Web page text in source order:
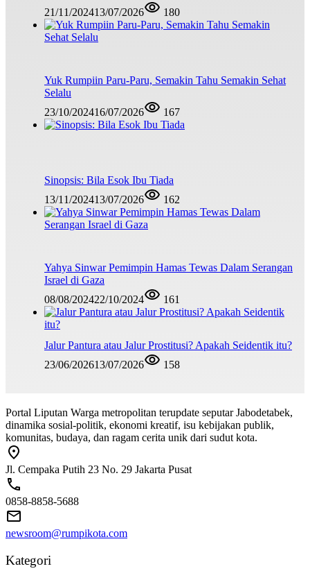
21/11/202413/07/2026 180
Yuk Rumpiin Paru-Paru, Semakin Tahu Semakin Sehat
Selalu
23/10/202416/07/2026 167
Sinopsis: Bila Esok Ibu Tiada
13/11/202413/07/2026 162
Yahya Sinwar Pemimpin Hamas Tewas Dalam Serangan
Israel di Gaza
08/08/202422/10/2024 161
Jalur Pantura atau Jalur Prostitusi? Apakah Seidentik itu?
23/06/202613/07/2026 158
Portal Liputan Warga metropolitan terupdate seputar Jabodetabek,
dinamika sosial-politik, ekonomi kreatif, isu kebijakan publik,
komunitas, budaya, dan ragam cerita unik dari sudut kota.
Jl. Cempaka Putih 23 No. 29 Jakarta Pusat
0858-8858-5688
newsroom@rumpikota.com
Kategori